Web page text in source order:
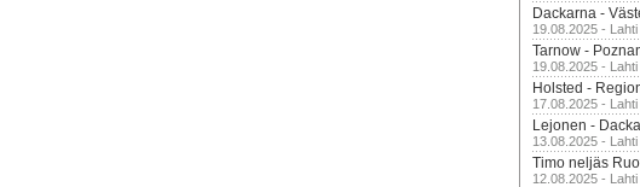
Dackarna -
19.08.2025 -
Tarnow -
19.08.2025 -
Holsted -
17.08.2025 -
Lejonen -
13.08.2025 -
Timo neljäs
12.08.2025 -